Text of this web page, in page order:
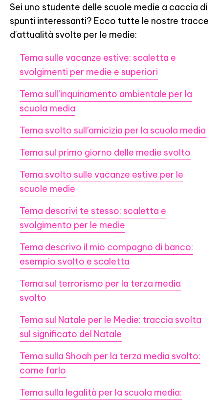
Sei uno studente delle scuole medie a caccia di
spunti interessanti? Ecco tutte le nostre tracce
d'attualità svolte per le medie:
Tema sulle vacanze estive: scaletta e
svolgimenti per medie e superiori
Tema sull’inquinamento ambientale per la
scuola media
Tema svolto sull’amicizia per la scuola media
Tema sul primo giorno delle medie svolto
Tema svolto sulle vacanze estive per le
scuole medie
Tema descrivi te stesso: scaletta e
svolgimento per le medie
Tema descrivo il mio compagno di banco:
esempio svolto e scaletta
Tema sul terrorismo per la terza media
svolto
Tema sul Natale per le Medie: traccia svolta
sul significato del Natale
Tema sulla Shoah per la terza media svolto:
come farlo
Tema sulla legalità per la scuola media: